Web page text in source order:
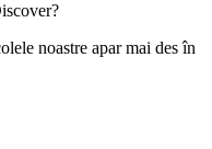
noastre apar mai des în